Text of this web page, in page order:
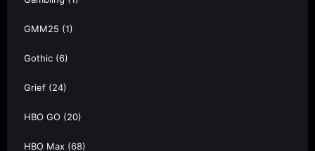
GMM25 (1)
Gothic (6)
Grief (24)
HBO GO (20)
HBO Max (68)